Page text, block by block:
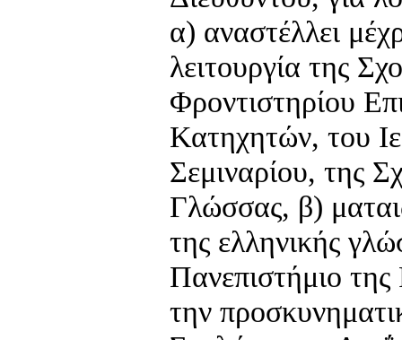
α) αναστέλλει
λειτουργία της
Φροντιστηρίου
Κατηχητών, του
Σεμιναρίου, της
Γλώσσας, β)
της ελληνικής
Πανεπιστήμιο
την